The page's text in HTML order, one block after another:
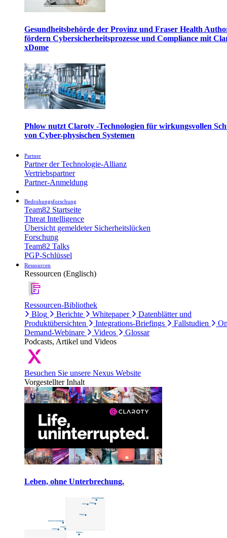
Gesundheitsbehörde der Provinz und Fraser Health
fördern Cybersicherheitsprozesse und Compliance mit
xDome
Phlow nutzt Claroty -Technologien für wirkungsvollen
von Cyber-physischen Systemen
Partner
Partner der Technologie-Allianz
Vertriebspartner
Partner-Anmeldung
Bedrohungsforschung
Team82 Startseite
Threat Intelligence
Übersicht gemeldeter Sicherheitslücken
Forschung
Team82 Talks
PGP-Schlüssel
Ressourcen
Ressourcen (Englisch)
Ressourcen-Bibliothek
Blog
Berichte Whitepaper
Datenblätter und
Produktübersichten
Integrations-Briefings Fallstudien
Demand-Webinare
Videos
Glossar
Podcasts, Artikel und Videos
Besuchen Sie unsere Nexus Website
Vorgestellter Inhalt
Leben, ohne Unterbrechung.